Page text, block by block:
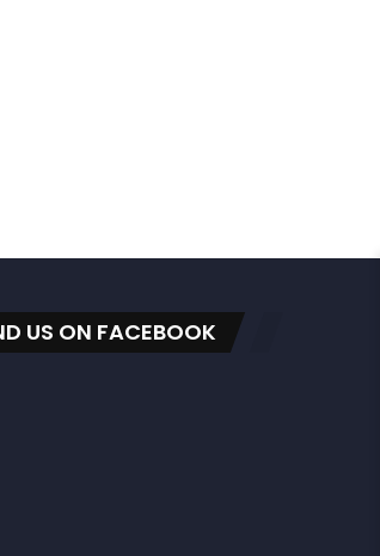
US ON FACEBOOK